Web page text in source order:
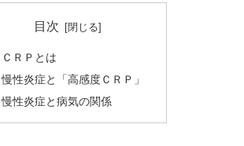
目次
ＣＲＰとは
慢性炎症と「高感度ＣＲＰ」
慢性炎症と病気の関係